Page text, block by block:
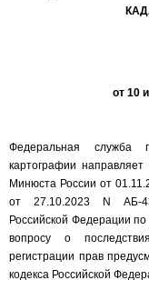
от 10
Федеральная служба
картографии
Минюста России от
от 27.10.2023 N АБ-
Российской Федерации
вопросу о
регистрации прав
кодекса Российской